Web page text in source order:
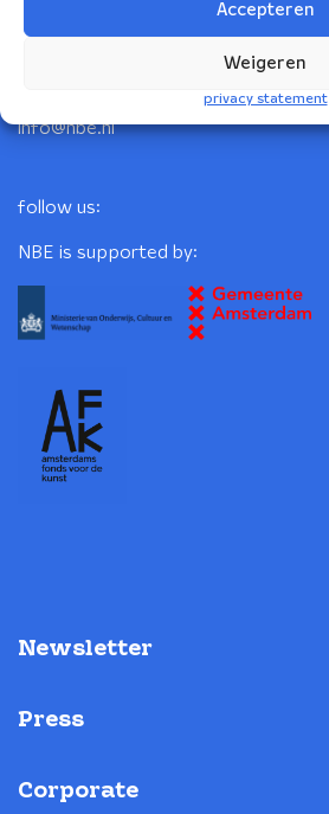
Accepteren
Weigeren
privacy statement
Korte Leidsedwarsstraat 12
info@nbe.nl
follow us:
NBE is supported by:
Newsletter
Press
Corporate